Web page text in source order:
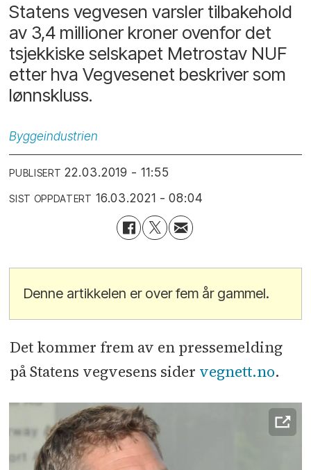
Statens vegvesen varsler tilbakehold
av 3,4 millioner kroner ovenfor det
tsjekkiske selskapet Metrostav NUF
etter hva Vegvesenet beskriver som
lønnskluss.
Byggeindustrien
PUBLISERT 22.03.2019 - 11:55
SIST OPPDATERT 16.03.2021 - 08:04
Denne artikkelen er over fem år gammel.
Det kommer frem av en pressemelding
på Statens vegvesens sider vegnett.no.